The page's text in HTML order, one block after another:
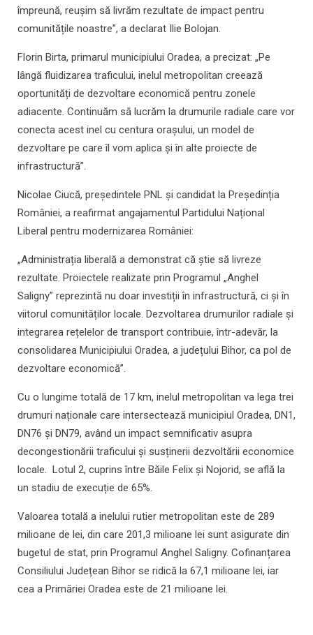
împreună, reușim să livrăm rezultate de impact pentru
comunitățile noastre”, a declarat Ilie Bolojan.
Florin Birta, primarul municipiului Oradea, a precizat: „Pe
lângă fluidizarea traficului, inelul metropolitan creează
oportunități de dezvoltare economică pentru zonele
adiacente. Continuăm să lucrăm la drumurile radiale care vor
conecta acest inel cu centura orașului, un model de
dezvoltare pe care îl vom aplica și în alte proiecte de
infrastructură”.
Nicolae Ciucă, președintele PNL și candidat la Președinția
României, a reafirmat angajamentul Partidului Național
Liberal pentru modernizarea României:
„Administrația liberală a demonstrat că știe să livreze
rezultate. Proiectele realizate prin Programul „Anghel
Saligny” reprezintă nu doar investiții în infrastructură, ci și în
viitorul comunităților locale. Dezvoltarea drumurilor radiale și
integrarea rețelelor de transport contribuie, într-adevăr, la
consolidarea Municipiului Oradea, a județului Bihor, ca pol de
dezvoltare economică”.
Cu o lungime totală de 17 km, inelul metropolitan va lega trei
drumuri naționale care intersectează municipiul Oradea, DN1,
DN76 și DN79, având un impact semnificativ asupra
decongestionării traficului și susținerii dezvoltării economice
locale. Lotul 2, cuprins între Băile Felix și Nojorid, se află la
un stadiu de execuție de 65%.
Valoarea totală a inelului rutier metropolitan este de 289
milioane de lei, din care 201,3 milioane lei sunt asigurate din
bugetul de stat, prin Programul Anghel Saligny. Cofinanțarea
Consiliului Județean Bihor se ridică la 67,1 milioane lei, iar
cea a Primăriei Oradea este de 21 milioane lei.